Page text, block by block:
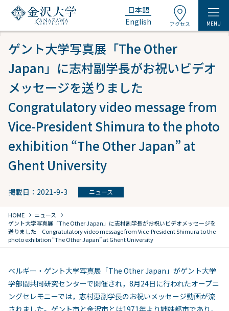
日本語
English
アクセス MENU
ゲント大学写真展「The Other
Japan」に志村副学長がお祝いビデオ
メッセージを送りました
Congratulatory video message from
Vice-President Shimura to the photo
exhibition “The Other Japan” at
Ghent University
掲載日：2021-9-3 ニュース
HOME chevron_right ニュース chevron_right
ゲント大学写真展「The Other Japan」に志村副学長がお祝いビデオメッセージを
送りました Congratulatory video message from Vice-President Shimura to the
photo exhibition “The Other Japan” at Ghent University
ベルギー・ゲント大学写真展「The Other Japan」がゲント大学
学部間共同研究センターで開催され，8月24日に行われたオープニ
ングセレモニーでは，志村恵副学長のお祝いメッセージ動画が流
されました。ゲント市と金沢市とは1971年より姉妹都市であり，